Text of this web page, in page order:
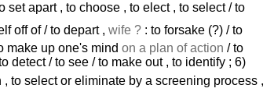
apart , to choose , to elect , to select / to
off of / to depart , wife ? : to forsake (?) / to
make up one's mind on a plan of action / to
detect / to see / to make out , to identify ; 6)
, to select or eliminate by a screening process ,